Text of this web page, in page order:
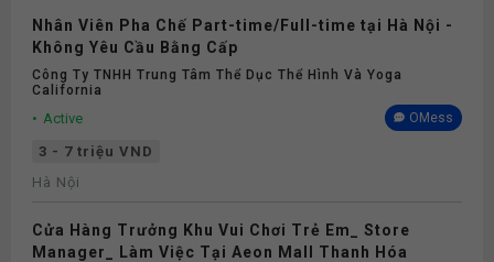
Nhân Viên Pha Chế Part-time/Full-time tại Hà Nội -
Không Yêu Cầu Bằng Cấp
Công Ty TNHH Trung Tâm Thể Dục Thể Hình Và Yoga
California
Active OMess
3 - 7 triệu VND
Hà Nội
Cửa Hàng Trưởng Khu Vui Chơi Trẻ Em_ Store
Manager_ Làm Việc Tại Aeon Mall Thanh Hóa